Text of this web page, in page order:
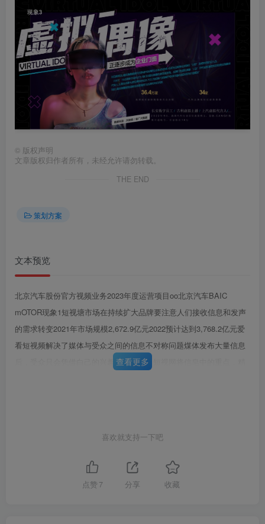
第5页 / 共96页
第6页 / 共96页
试读已结束，还剩
页，您可下载完整版后进行离
线阅读
© 版权声明
文章版权归作者所有，未经允许请勿转载。
THE END
策划方案
文本预览
北京汽车股份官方视频业务2023年度运营项目oo北京汽车BAIC
mOTOR现象1短视塘市场在持续扩大品牌要注意人们接收信息和发声
的需求转变2021年市场规模2,672.9亿元2022预计达到3,768.2亿元爱
看短视频解决了媒体与受众之间的信息不对称问题煤体发布大量信息
后，受众只会凭借白己的兴趣进行选择，短视网将信皂中的重点，精
产的速度、度与规模：用户可以在煤体平台上传自己制作的作品，依
常魔看速量成平台补贴牧益内涵丰富的表意空间提供了更优质的用户
查看更多
喜欢就支持一下吧
点赞 7 分享 收藏